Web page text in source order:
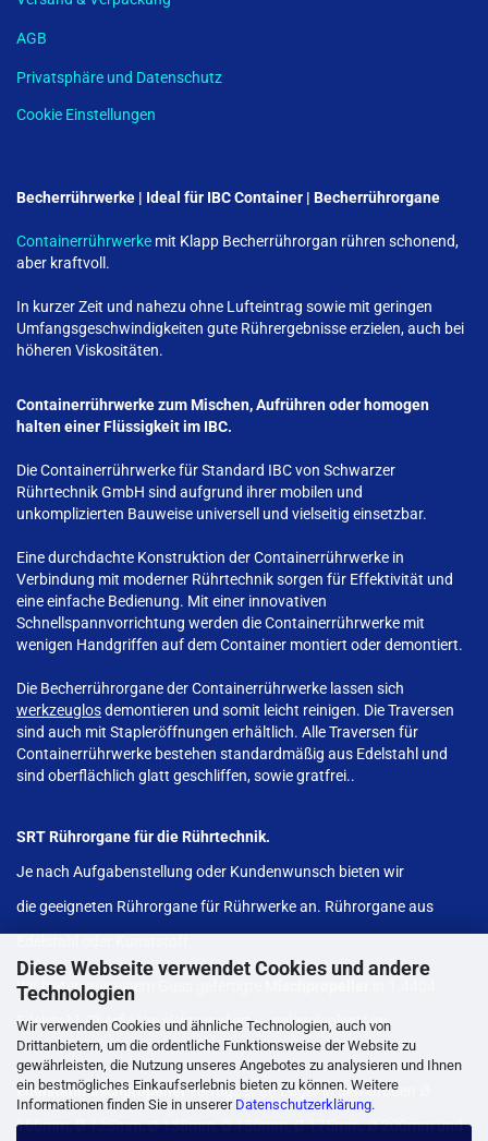
Diese Webseite verwendet Cookies und andere
Technologien
Wir verwenden Cookies und ähnliche Technologien, auch von
Drittanbietern, um die ordentliche Funktionsweise der Website zu
gewährleisten, die Nutzung unseres Angebotes zu analysieren und Ihnen
ein bestmögliches Einkaufserlebnis bieten zu können. Weitere
Informationen finden Sie in unserer Datenschutzerklärung.
AGB
Privatsphäre und Datenschutz
Cookie Einstellungen
Becherrührwerke | Ideal für IBC Container | Becherrührorgane
Containerrührwerke mit Klapp Becherrührorgan rühren schonend,
aber kraftvoll.
In kurzer Zeit und nahezu ohne Lufteintrag sowie mit geringen
Umfangsgeschwindigkeiten gute Rührergebnisse erzielen, auch bei
höheren Viskositäten.
Containerrührwerke zum Mischen, Aufrühren oder homogen
halten einer Flüssigkeit im IBC.
Die Containerrührwerke für Standard IBC von Schwarzer
Rührtechnik GmbH sind aufgrund ihrer mobilen und
unkomplizierten Bauweise universell und vielseitig einsetzbar.
Eine durchdachte Konstruktion der Containerrührwerke in
Verbindung mit moderner Rührtechnik sorgen für Effektivität und
eine einfache Bedienung. Mit einer innovativen
Schnellspannvorrichtung werden die Containerrührwerke mit
wenigen Handgriffen auf dem Container montiert oder demontiert.
Die Becherrührorgane der Containerrührwerke lassen sich
werkzeuglosdemontieren und somit leicht reinigen. Die Traversen
sind auch mit Stapleröffnungen erhältlich. Alle Traversen für
Containerrührwerke bestehen standardmäßig aus Edelstahl und
sind oberflächlich glatt geschliffen, sowie gratfrei..
SRT Rührorgane für die Rührtechnik.
Je nach Aufgabenstellung oder Kundenwunsch bieten wir
die geeigneten Rührorgane für Rührwerke an. Rührorgane aus
Wir bieten aus einem Guss gefertigte
Edelstahl, Oberfläche elektropoliert – „spiegelpoliert“ an.
Edelstahlmischpropellerverfügbar ab Lager in den Größen Ø
100mm, Ø 125mm, Ø 138mm, Ø 150mm, Ø 175mm, Ø 200mm und